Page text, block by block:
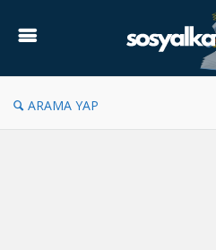
Kaynak
ARAMA YAP